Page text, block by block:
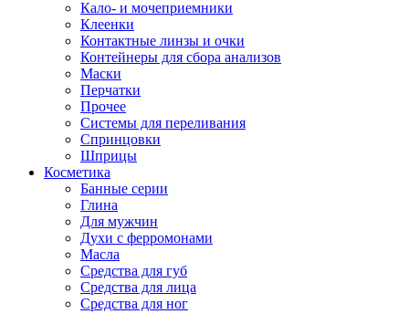
Кало- и мочеприемники
Клеенки
Контактные линзы и очки
Контейнеры для сбора анализов
Маски
Перчатки
Прочее
Системы для переливания
Спринцовки
Шприцы
Косметика
Банные серии
Глина
Для мужчин
Духи с ферромонами
Масла
Средства для губ
Средства для лица
Средства для ног